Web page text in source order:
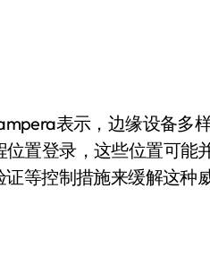
表示，边缘设备多
置登录，这些位置可能
等控制措施来缓解这种